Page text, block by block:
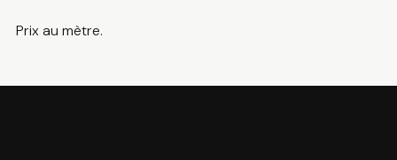
Prix au mètre.